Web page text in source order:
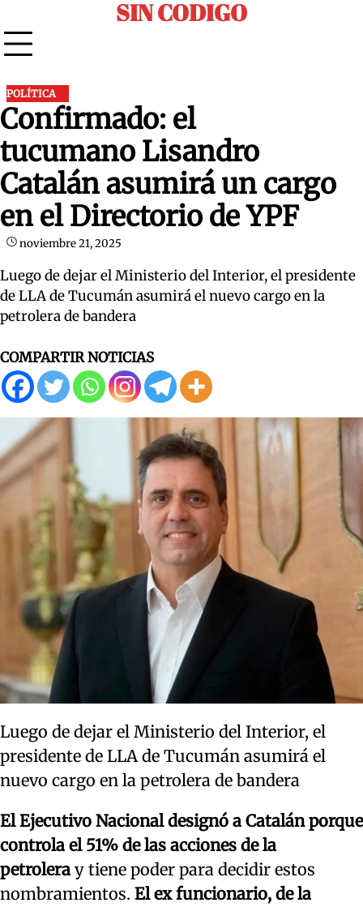
to
content
SIN CODIGO
POLÍTICA
Confirmado: el
tucumano Lisandro
Catalán asumirá un cargo
en el Directorio de YPF
noviembre 21, 2025
Luego de dejar el Ministerio del Interior, el presidente
de LLA de Tucumán asumirá el nuevo cargo en la
petrolera de bandera
COMPARTIR NOTICIAS
Luego de dejar el Ministerio del Interior, el
presidente de LLA de Tucumán asumirá el
nuevo cargo en la petrolera de bandera
El Ejecutivo Nacional designó a Catalán porque
controla el 51% de las acciones de la
petrolera y tiene poder para decidir estos
nombramientos. El ex funcionario, de la